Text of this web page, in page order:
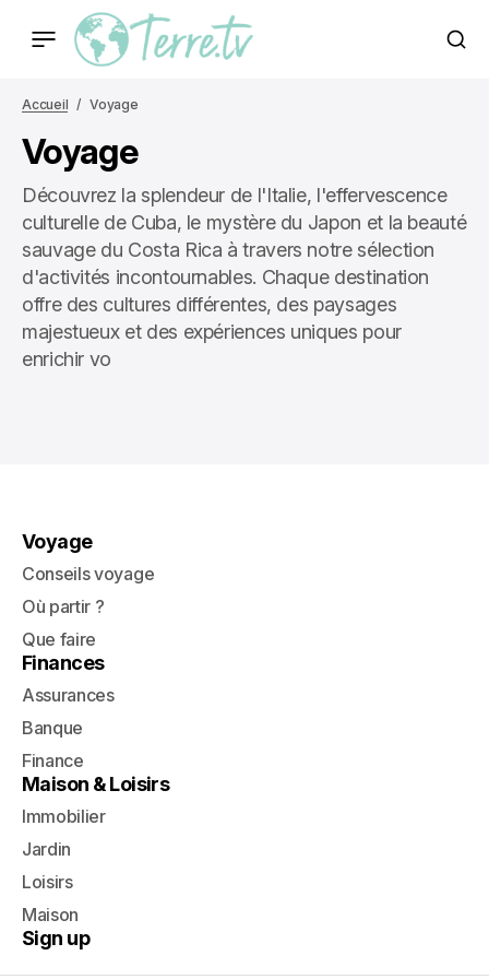
Accueil Voyage
Voyage
Découvrez la splendeur de l'Italie, l'effervescence
culturelle de Cuba, le mystère du Japon et la beauté
sauvage du Costa Rica à travers notre sélection
d'activités incontournables. Chaque destination
offre des cultures différentes, des paysages
majestueux et des expériences uniques pour
enrichir vo
Voyage
Conseils voyage
Où partir ?
Que faire
Finances
Assurances
Banque
Finance
Maison & Loisirs
Immobilier
Jardin
Loisirs
Maison
Sign up